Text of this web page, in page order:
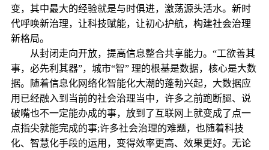
变，其中最大的经验就是与时俱进，激荡源头活水。新时
代呼唤新治理，让科技赋能，让初心护航，构建社会治理
新格局。
从封闭走向开放，提高信息整合共享能力。“工欲善其
事，必先利其器”，城市“智” 理的根基是数据，核心是大数
据。随着信息化网络化智能化大潮的蓬勃兴起，大数据应
用已经融入到当前的社会治理当中，许多之前跑断腿、说
破嘴也不一定能办成的事，放到了互联网上就变成了点一
点指尖就能完成的事;许多社会治理的难题，也随着科技
化、智慧化手段的运用，变得效率更高、效果更好。无论